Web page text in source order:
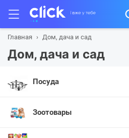
Главная Дом, дача и сад
Дом, дача и сад
Посуда
Зоотовары